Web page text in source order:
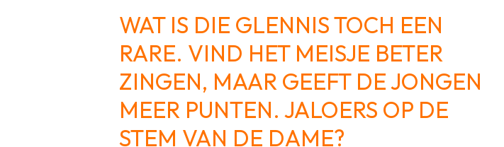
WAT IS DIE GLENNIS TOCH EEN
RARE. VIND HET MEISJE BETER
ZINGEN, MAAR GEEFT DE JONGEN
MEER PUNTEN. JALOERS OP DE
STEM VAN DE DAME?